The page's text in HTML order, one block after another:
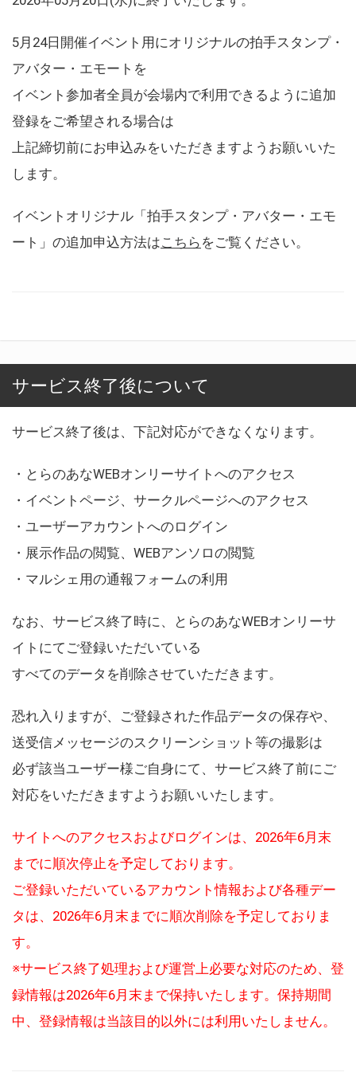
5月24日開催イベント用にオリジナルの拍手スタンプ・
アバター・エモートを
イベント参加者全員が会場内で利用できるように追加
登録をご希望される場合は
上記締切前にお申込みをいただきますようお願いいた
します。
イベントオリジナル「拍手スタンプ・アバター・エモ
ート」の追加申込方法はこちら をご覧ください。
サービス終了後について
サービス終了後は、下記対応ができなくなります。
・とらのあなWEBオンリーサイトへのアクセス
・イベントページ、サークルページへのアクセス
・ユーザーアカウントへのログイン
・展示作品の閲覧、WEBアンソロの閲覧
・マルシェ用の通報フォームの利用
なお、サービス終了時に、とらのあなWEBオンリーサ
イトにてご登録いただいている
すべてのデータを削除させていただきます。
恐れ入りますが、ご登録された作品データの保存や、
送受信メッセージのスクリーンショット等の撮影は
必ず該当ユーザー様ご自身にて、サービス終了前にご
対応をいただきますようお願いいたします。
サイトへのアクセスおよびログインは、2026年6月末
までに順次停止を予定しております。
ご登録いただいているアカウント情報および各種デー
タは、2026年6月末までに順次削除を予定しておりま
す。
※サービス終了処理および運営上必要な対応のため、登
録情報は2026年6月末まで保持いたします。保持期間
中、登録情報は当該目的以外には利用いたしません。